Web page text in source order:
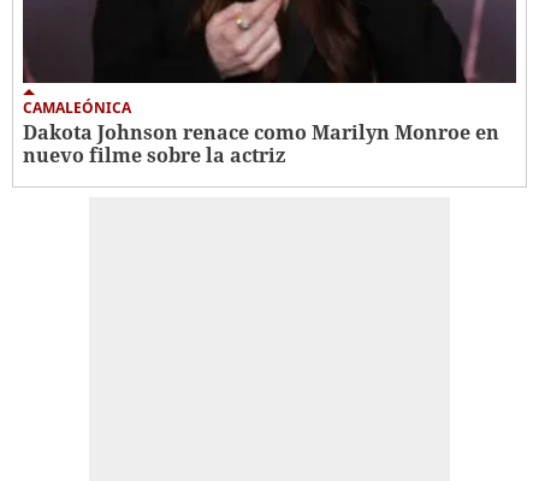
CAMALEÓNICA
Dakota Johnson renace como Marilyn Monroe en
nuevo filme sobre la actriz